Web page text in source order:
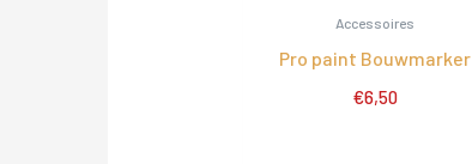
Accessoires
Pro paint Bouwmarker
€6,50